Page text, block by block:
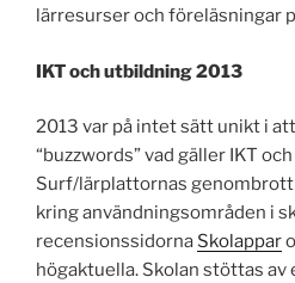
lärresurser och föreläsningar
IKT och utbildning 2013
2013 var på intet sätt unikt i
“buzzwords” vad gäller IKT
Surf/lärplattornas
kring användningsområden i
recensionssidorna Skolappar
högaktuella. Skolan stöttas